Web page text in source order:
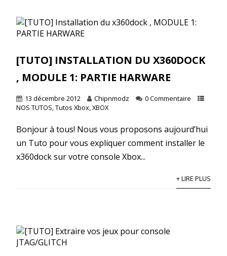
[TUTO] INSTALLATION DU X360DOCK
, MODULE 1: PARTIE HARWARE
13 décembre 2012 Chipnmodz
0 Commentaire
NOS TUTOS,Tutos Xbox,XBOX
Bonjour à tous! Nous vous proposons aujourd’hui
un Tuto pour vous expliquer comment installer le
x360dock sur votre console Xbox...
+ LIRE PLUS